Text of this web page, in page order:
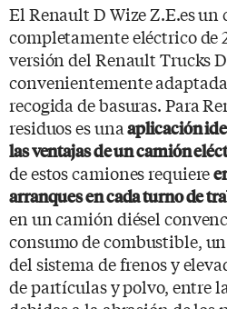
El Renault D Wize Z.E.es un
completamente eléctrico de
versión del Renault Trucks
convenientemente
recogida de basuras. Para
residuos es unaaplicación
las ventajas de un camión
de estos camiones requiere
arranques en cada turno de
en un camión diésel
consumo de combustible,
del sistema de frenos y
de partículas y polvo, entre